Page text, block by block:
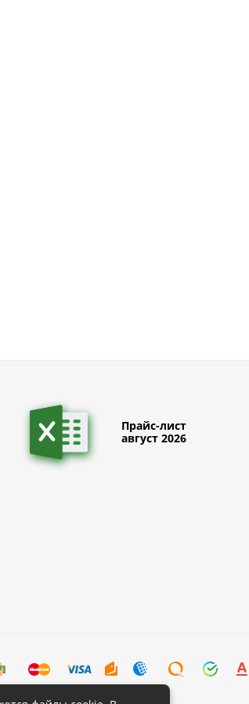
Прайс-лист
август 2026